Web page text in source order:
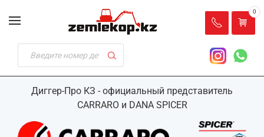
Диггер-Про КЗ - официальный представитель
CARRARO и DANA SPICER
0